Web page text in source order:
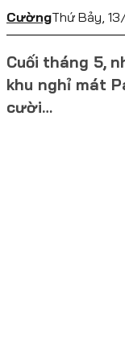
CườngThứ Bảy,
Cuối tháng 5,
khu nghỉ mát
cười…